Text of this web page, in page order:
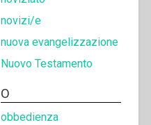
novizi/e
nuova evangelizzazione
Nuovo Testamento
O
obbedienza